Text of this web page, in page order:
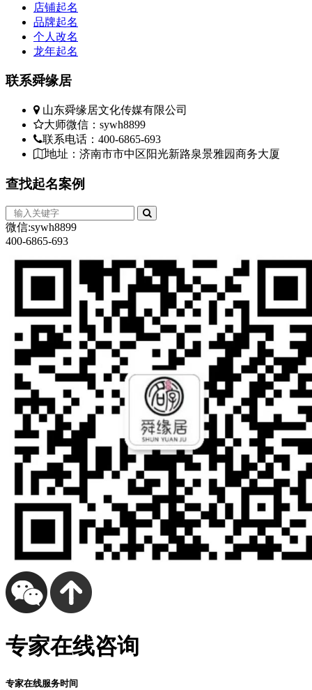
店铺起名
品牌起名
个人改名
龙年起名
联系舜缘居
山东舜缘居文化传媒有限公司
大师微信：sywh8899
联系电话：400-6865-693
地址：济南市市中区阳光新路泉景雅园商务大厦
查找起名案例
微信:sywh8899
400-6865-693
专家在线咨询
专家在线服务时间